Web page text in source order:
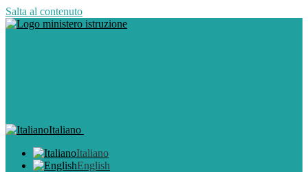
Salta al contenuto
Italiano
Italiano
English